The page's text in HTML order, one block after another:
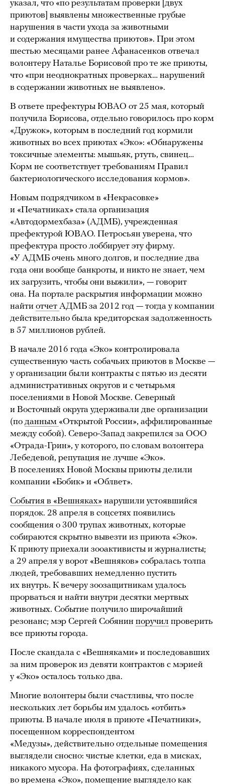
указал, что «по результатам проверки [двух
приютов] выявлены множественные грубые
нарушения в части ухода за животными
и содержания имущества приютов». При этом
шестью месяцами ранее Афанасенков отвечал
волонтеру Наталье Борисовой про те же приюты,
что «при неоднократных проверках… нарушений
в содержании животных не выявлено».
В ответе префектуры ЮВАО от 25 мая, который
получила Борисова, отдельно говорилось про корм
«Дружок», которым в последний год кормили
животных во всех приютах «Эко»: «Обнаружены
токсичные элементы: мышьяк, ртуть, свинец…
Корм не соответствует требованиям Правил
бактериологического исследования кормов».
Новым подрядчиком в «Некрасовке»
и «Печатниках» стала организация
«Автодормехбаза» (АДМБ), учрежденная
префектурой ЮВАО. Петросьян уверена, что
префектура просто лоббирует эту фирму.
«У АДМБ очень много долгов, и последние два
года они вообще банкроты, и никто не знает, чем
их загрузить, чтобы они выжили», — говорит
она. На портале раскрытия информации можно
найти отчет АДМБ за 2012 год — тогда у компании
действительно была кредиторская задолженность
в 57 миллионов рублей.
В начале 2016 года «Эко» контролировала
существенную часть собачьих приютов в Москве —
у организации были контракты с пятью из десяти
административных округов и с четырьмя
поселениями в Новой Москве. Северный
и Восточный округа удерживали две организации
(по данным «Открытой России», аффилированные
между собой). Северо-Запад закрепился за ООО
«Отрада-Грин», у которого, по словам волонтера
Лебедевой, репутация не лучше «Эко».
В поселениях Новой Москвы приюты делили
компании «Бобик» и «Облвет».
События в «Вешняках» нарушили устоявшийся
порядок. 28 апреля в соцсетях появились
сообщения о 300 трупах животных, которые
собираются скрытно вывезти из приюта «Эко».
К приюту приехали зооактивисты и журналисты;
а 29 апреля у ворот «Вешняков» собралась толпа
людей, требовавших немедленно пустить
их внутрь. К вечеру зоозащитникам удалось
прорваться и найти внутри десятки мертвых
животных. Событие получило широчайший
резонанс; мэр Сергей Собянин поручил проверить
все приюты города.
После скандала с «Вешняками» и последовавших
за ним проверок из девяти контрактов с мэрией
у «Эко» осталось только два.
Многие волонтеры были счастливы, что после
нескольких лет борьбы им удалось «отбить»
приюты. В начале июля в приюте «Печатники»,
посещенном корреспондентом
«Медузы», действительно отдельные помещения
выглядели сносно: чистые клетки, еда в мисках,
никакого мусора. На фотографиях, сделанных
во времена «Эко», помещение выглядело как